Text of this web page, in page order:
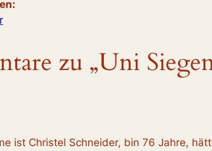
:
zu „Uni
ist Christel Schneider, bin 76 Jahre,